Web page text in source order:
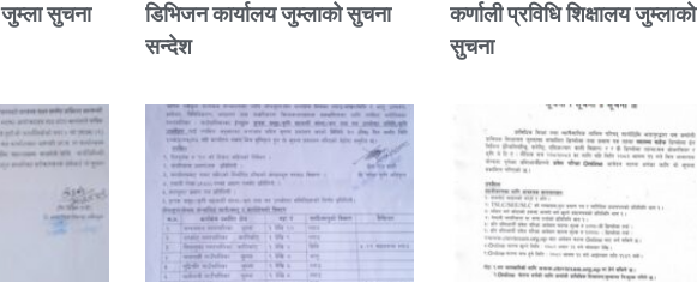
जुम्ला सुचना
डिभिजन कार्यालय जुम्लाको सुचना
सन्देश
कर्णाली प्रविधि शिक्षालय जुम्लाको
सुचना